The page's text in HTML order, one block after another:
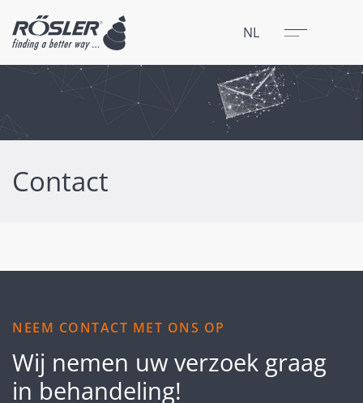
NL Menu
Sluit
Contact
NEEM CONTACT MET ONS OP
Wij nemen uw verzoek graag
in behandeling!